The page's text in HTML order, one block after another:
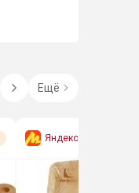
Ещё
Яндекс Маркет